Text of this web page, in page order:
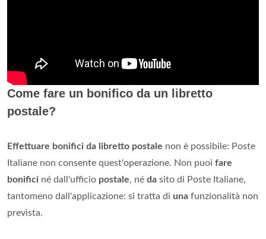
Come fare un bonifico da un libretto
postale?
Effettuare bonifici da libretto postale non è possibile: Poste
Italiane non consente quest'operazione. Non puoi fare
bonifici né dall'ufficio postale, né da sito di Poste Italiane,
tantomeno dall'applicazione: si tratta di una funzionalità non
prevista.